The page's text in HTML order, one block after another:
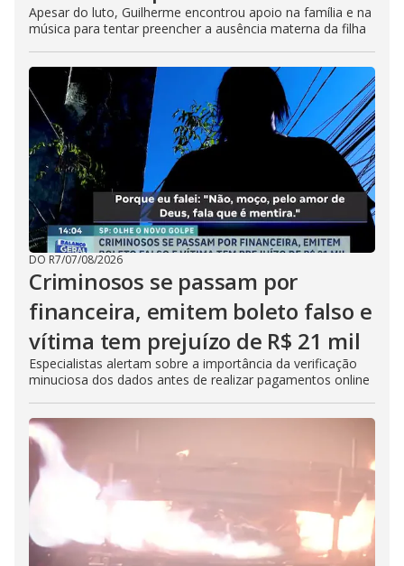
Apesar do luto, Guilherme encontrou apoio na família e na
música para tentar preencher a ausência materna da filha
DO R7/07/08/2026
Criminosos se passam por
financeira, emitem boleto falso e
vítima tem prejuízo de R$ 21 mil
Especialistas alertam sobre a importância da verificação
minuciosa dos dados antes de realizar pagamentos online